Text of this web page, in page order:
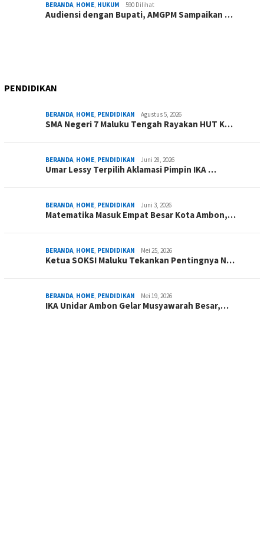
BERANDA, HOME, HUKUM 590 Dilihat
Audiensi dengan Bupati, AMGPM Sampaikan …
PENDIDIKAN
BERANDA, HOME, PENDIDIKAN Agustus 5, 2026
SMA Negeri 7 Maluku Tengah Rayakan HUT K…
BERANDA, HOME, PENDIDIKAN Juni 28, 2026
Umar Lessy Terpilih Aklamasi Pimpin IKA …
BERANDA, HOME, PENDIDIKAN Juni 3, 2026
Matematika Masuk Empat Besar Kota Ambon,…
BERANDA, HOME, PENDIDIKAN Mei 25, 2026
Ketua SOKSI Maluku Tekankan Pentingnya N…
BERANDA, HOME, PENDIDIKAN Mei 19, 2026
IKA Unidar Ambon Gelar Musyawarah Besar,…